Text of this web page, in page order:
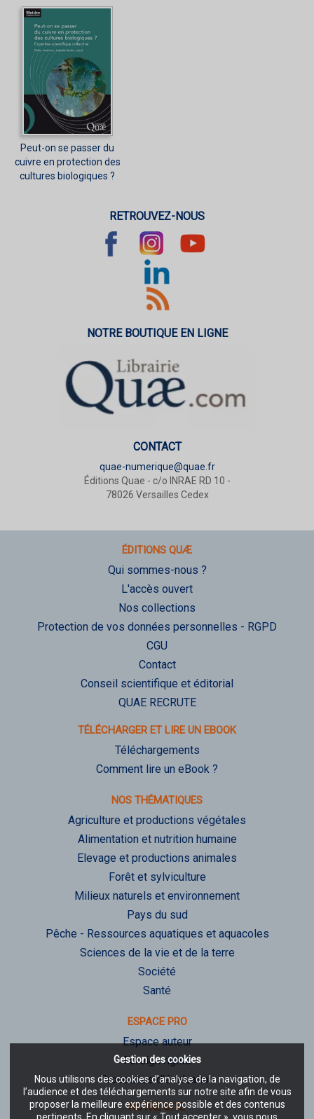
Gestion des cookies
Nous utilisons des cookies d’analyse de la navigation, de
l’audience et des téléchargements sur notre site afin de vous
proposer la meilleure expérience possible et des contenus
Peut-on se passer du
cuivre en protection des
cultures biologiques ?
RETROUVEZ-NOUS
NOTRE BOUTIQUE EN LIGNE
CONTACT
quae-numerique@quae.fr
Éditions Quae - c/o INRAE RD 10 -
78026 Versailles Cedex
ÉDITIONS QUÆ
Qui sommes-nous ?
L'accès ouvert
Nos collections
Protection de vos données personnelles - RGPD
CGU
Contact
Conseil scientifique et éditorial
QUAE RECRUTE
TÉLÉCHARGER ET LIRE UN EBOOK
Téléchargements
Comment lire un eBook ?
NOS THÉMATIQUES
Agriculture et productions végétales
Alimentation et nutrition humaine
Elevage et productions animales
Forêt et sylviculture
Milieux naturels et environnement
Pays du sud
Pêche - Ressources aquatiques et aquacoles
Sciences de la vie et de la terre
Société
Santé
ESPACE PRO
Espace auteur
Foreign rights
Processus d'évaluation
NOTRE SITE